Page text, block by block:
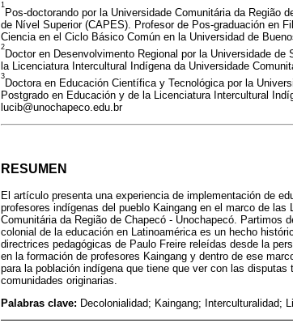
1
Pos-doctorando por la Universidade Comunitária da Região
de Nível Superior (CAPES). Profesor de Pos-graduación en
Ciencia en el Ciclo Básico Común en la Universidad de
2
Doctor en Desenvolvimento Regional por la Universidade
la Licenciatura Intercultural Indígena da Universidade
3
Doctora en Educación Científica y Tecnológica por la
Postgrado en Educación y de la Licenciatura Intercultural
lucib@unochapeco.edu.br
RESUMEN
El artículo presenta una experiencia de implementación de
profesores indígenas del pueblo Kaingang en el marco de
Comunitária da Região de Chapecó - Unochapecó. Partimos
colonial de la educación en Latinoamérica es un hecho
directrices pedagógicas de Paulo Freire releídas desde la
en la formación de profesores Kaingang y dentro de ese
para la población indígena que tiene que ver con las
comunidades originarias.
Palabras clave: Decolonialidad; Kaingang; Interculturalidad;